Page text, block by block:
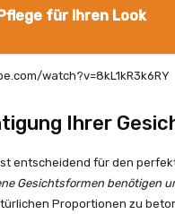
für Ihren Look
watch?v=8kL1kR3k6RY
Ihrer
entscheidend für den
Gesichtsformen benötigen
Proportionen zu